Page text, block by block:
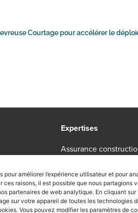
pour améliorer l’expérience utilisateur et pour
ces raisons, il est possible que nous partagions
partenaires de web analytique. En cliquant sur
sur votre appareil de toutes les technologies
Vous pouvez modifier les paramètres de
75008 Paris
Expertises
Assurance
Protection sociale